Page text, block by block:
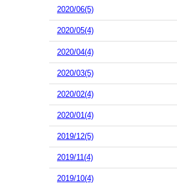
2020/06(5)
2020/05(4)
2020/04(4)
2020/03(5)
2020/02(4)
2020/01(4)
2019/12(5)
2019/11(4)
2019/10(4)